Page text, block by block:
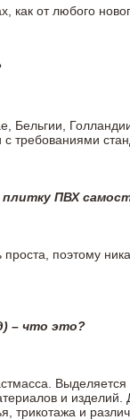
как от любого
Бельгии,
с требованиями
ПВХ
поэтому
– что это?
и
трикотажа и